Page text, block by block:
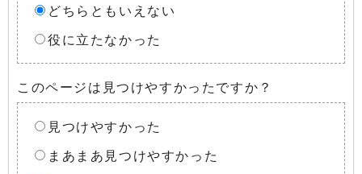
どちらともいえない
役に立たなかった
このページは見つけやすかったですか？
見つけやすかった
まあまあ見つけやすかった